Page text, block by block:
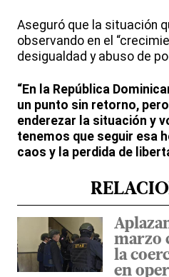
Aseguró que la situación
observando en el
desigualdad y abuso de
“En la República
un punto sin retorno,
enderezar la situación y
tenemos que seguir esa
caos y la perdida de
marzo
la
en